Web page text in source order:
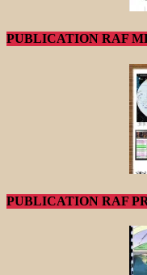
PUBLICATION RAF
PUBLICATION RAF